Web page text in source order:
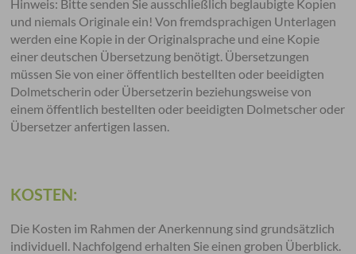
Hinweis: Bitte senden Sie ausschließlich beglaubigte Kopien
und niemals Originale ein! Von fremdsprachigen Unterlagen
werden eine Kopie in der Originalsprache und eine Kopie
einer deutschen Übersetzung benötigt. Übersetzungen
müssen Sie von einer öffentlich bestellten oder beeidigten
Dolmetscherin oder Übersetzerin beziehungsweise von
einem öffentlich bestellten oder beeidigten Dolmetscher oder
Übersetzer anfertigen lassen.
KOSTEN:
Die Kosten im Rahmen der Anerkennung sind grundsätzlich
individuell. Nachfolgend erhalten Sie einen groben Überblick.